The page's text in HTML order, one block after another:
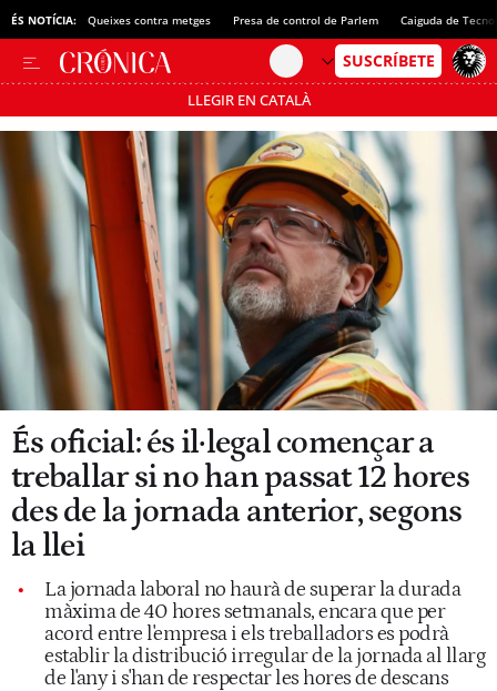
ÉS NOTÍCIA: Queixes contra metges Presa de control de Parlem Caiguda de
LLEGIR EN CATALÀ
Passa’t al mode estalvi
És oficial: és il·legal començar a
treballar si no han passat 12 hores
des de la jornada anterior, segons
la llei
La jornada laboral no haurà de superar la durada
màxima de 40 hores setmanals, encara que per
acord entre l'empresa i els treballadors es podrà
establir la distribució irregular de la jornada al llarg
de l'any i s'han de respectar les hores de descans